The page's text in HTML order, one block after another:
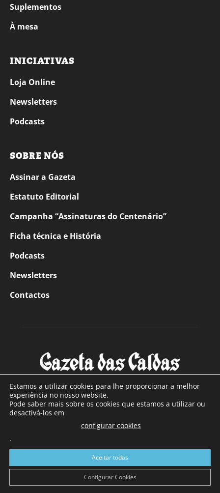
Suplementos
À mesa
INICIATIVAS
Loja Online
Newsletters
Podcasts
SOBRE NÓS
Assinar a Gazeta
Estatuto Editorial
Campanha “Assinaturas do Centenário”
Ficha técnica e História
Podcasts
Newsletters
Contactos
SOBRE NÓS
Com sede nas Caldas da Rainha e mais de 90 anos de
a sul de distrito de Leiria, com mais de 40.000 leitores por
toda a região Oeste. Jornal com distribuição em Portugal
Continental e assinatura online.
Estamos a utilizar cookies para lhe proporcionar a melhor
experiência no nosso website.
Pode saber mais sobre os cookies que estamos a utilizar ou
desactivá-los em
configurar cookies
.
Aceitar todas
Configurar Cookies